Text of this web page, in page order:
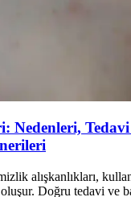
Nedenleri,
alışkanlıkları,
Doğru tedavi ve